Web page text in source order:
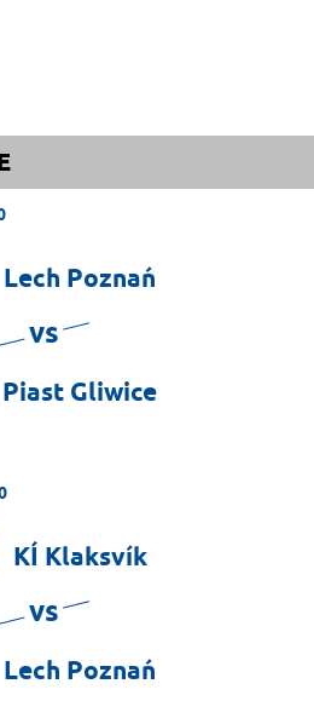
Lech Poznań
vs
Piast Gliwice
KÍ Klaksvík
vs
Lech Poznań